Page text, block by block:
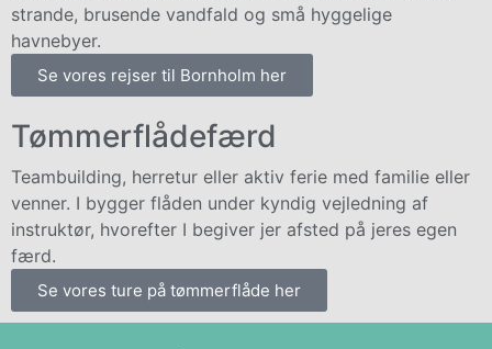
strande, brusende vandfald og små hyggelige
havnebyer.
Se vores rejser til Bornholm her
Tømmerflådefærd
Teambuilding, herretur eller aktiv ferie med familie eller
venner. I bygger flåden under kyndig vejledning af
instruktør, hvorefter I begiver jer afsted på jeres egen
færd.
Se vores ture på tømmerflåde her